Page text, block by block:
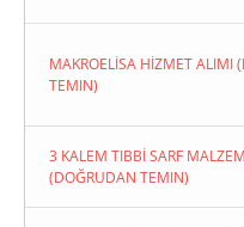
MAKROELİSA HİZMET ALIMI
TEMIN)
3 KALEM TIBBİ SARF
(DOĞRUDAN TEMIN)